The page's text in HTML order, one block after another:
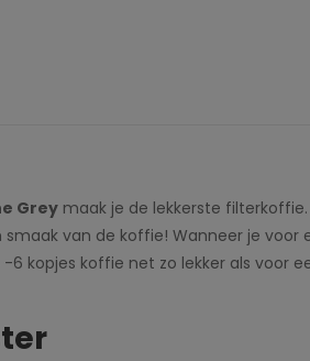
Grey maak je de lekkerste
van de koffie! Wanneer je voor
kopjes koffie net zo lekker als voor